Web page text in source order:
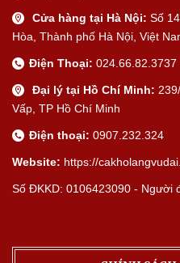
Cửa hàng tại Hà Nội: Số
Hòa, Thành phố Hà Nội, Việt
Điện Thoại:
Đại lý tại Hồ Chí Minh:
Vấp, TP Hồ Chí Minh
Điện thoại: 0907.232.324
Website: https://
Số ĐKKD: 0106423090 - Người